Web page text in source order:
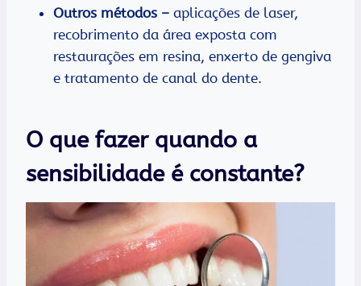
Outros métodos – aplicações de laser,
recobrimento da área exposta com
restaurações em resina, enxerto de gengiva
e tratamento de canal do dente.
O que fazer quando a
sensibilidade é constante?